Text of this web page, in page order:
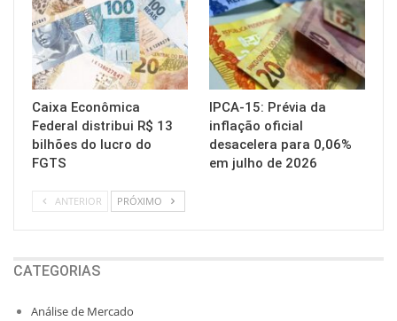
Caixa Econômica
Federal distribui R$ 13
bilhões do lucro do
FGTS
IPCA-15: Prévia da
inflação oficial
desacelera para 0,06%
em julho de 2026
ANTERIOR PRÓXIMO
CATEGORIAS
Análise de Mercado